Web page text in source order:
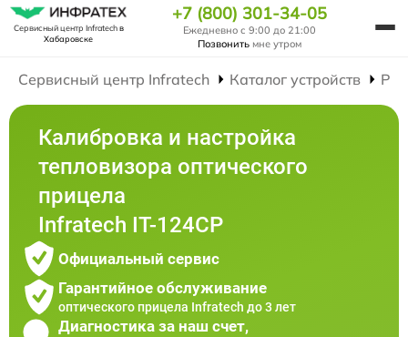
Сервисный центр Infratechв
Хабаровске
+7 (800) 301-34-05
Ежедневно с 9:00 до 21:00
Позвонить мне утром
Сервисный центр Infratech Каталог устройств
Калибровка и настройка
тепловизора оптического
прицела
Infratech IT-124CP
Официальный сервис
Гарантийное обслуживание
оптического прицела Infratech до 3 лет
Диагностика за наш счет,